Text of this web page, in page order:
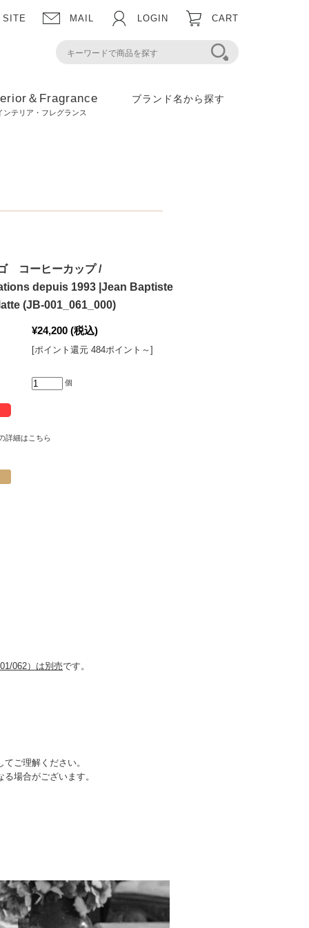
SITE MAIL LOGIN CART
＆Fragrance
ンテリア・フレグランス
ブランド名から探す
コーヒーカップ /
depuis 1993 |Jean Baptiste
(JB-001_061_000)
¥24,200 (税込)
[ポイント還元 484ポイント～]
個
詳細はこちら
062）は別売です。
ご理解ください。
場合がございます。